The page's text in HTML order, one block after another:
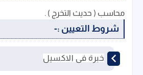
محاسب ( حديث التخرج ) .
شروط التعيين :-
خبرة فى الاكسيل